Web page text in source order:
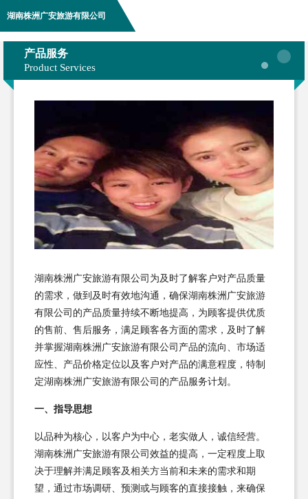
湖南株洲广安旅游有限公司
产品服务
Product Services
湖南株洲广安旅游有限公司为及时了解客户对产品质量
的需求，做到及时有效地沟通，确保湖南株洲广安旅游
有限公司的产品质量持续不断地提高，为顾客提供优质
的售前、售后服务，满足顾客各方面的需求，及时了解
并掌握湖南株洲广安旅游有限公司产品的流向、市场适
应性、产品价格定位以及客户对产品的满意程度，特制
定湖南株洲广安旅游有限公司的产品服务计划。
一、指导思想
以品种为核心，以客户为中心，老实做人，诚信经营。
湖南株洲广安旅游有限公司效益的提高，一定程度上取
决于理解并满足顾客及相关方当前和未来的需求和期
望，通过市场调研、预测或与顾客的直接接触，来确保